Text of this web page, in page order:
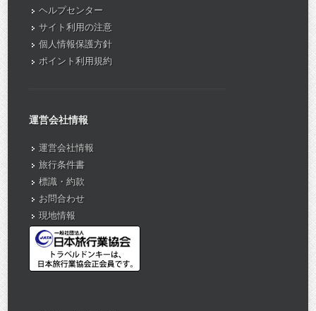
ヘルプセンター
サイト利用の注意
個人情報保護方針
ポイント利用規約
運営会社情報
運営会社情報
旅行条件書
標識・約款
お問合わせ
現地情報